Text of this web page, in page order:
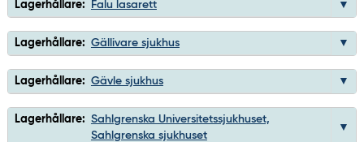
Lagerhållare: Falu lasarett
Lagerhållare: Gällivare sjukhus
Lagerhållare: Gävle sjukhus
Lagerhållare: Sahlgrenska Universitetssjukhuset,
Sahlgrenska sjukhuset